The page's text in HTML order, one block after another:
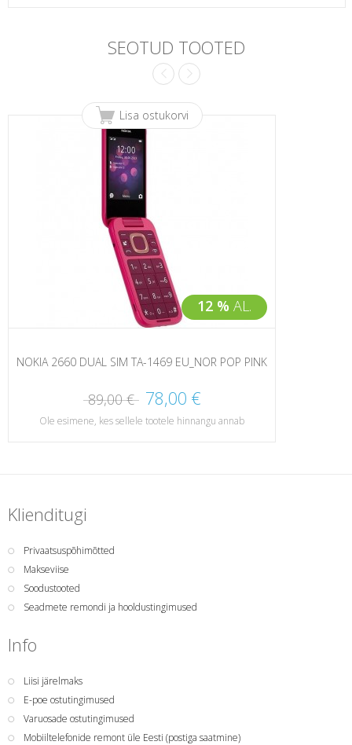
SEOTUD TOOTED
12 % AL.
Lisa ostukorvi
NOKIA 2660 DUAL SIM TA-1469 EU_NOR POP PINK
89,00 € 78,00 €
Ole esimene, kes sellele tootele hinnangu annab
Klienditugi
Privaatsuspõhimõtted
Makseviise
Soodustooted
Seadmete remondi ja hooldustingimused
Info
Liisi järelmaks
E-poe ostutingimused
Varuosade ostutingimused
Mobiiltelefonide remont üle Eesti (postiga saatmine)